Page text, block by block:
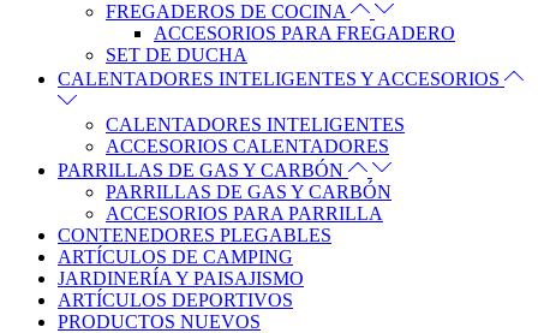
FREGADEROS DE COCINA
ACCESORIOS PARA FREGADERO
SET DE DUCHA
CALENTADORES INTELIGENTES Y ACCESORIOS
CALENTADORES INTELIGENTES
ACCESORIOS CALENTADORES
PARRILLAS DE GAS Y CARBÓN
PARRILLAS DE GAS Y CARBÓN
ACCESORIOS PARA PARRILLA
CONTENEDORES PLEGABLES
ARTÍCULOS DE CAMPING
JARDINERÍA Y PAISAJISMO
ARTÍCULOS DEPORTIVOS
PRODUCTOS NUEVOS